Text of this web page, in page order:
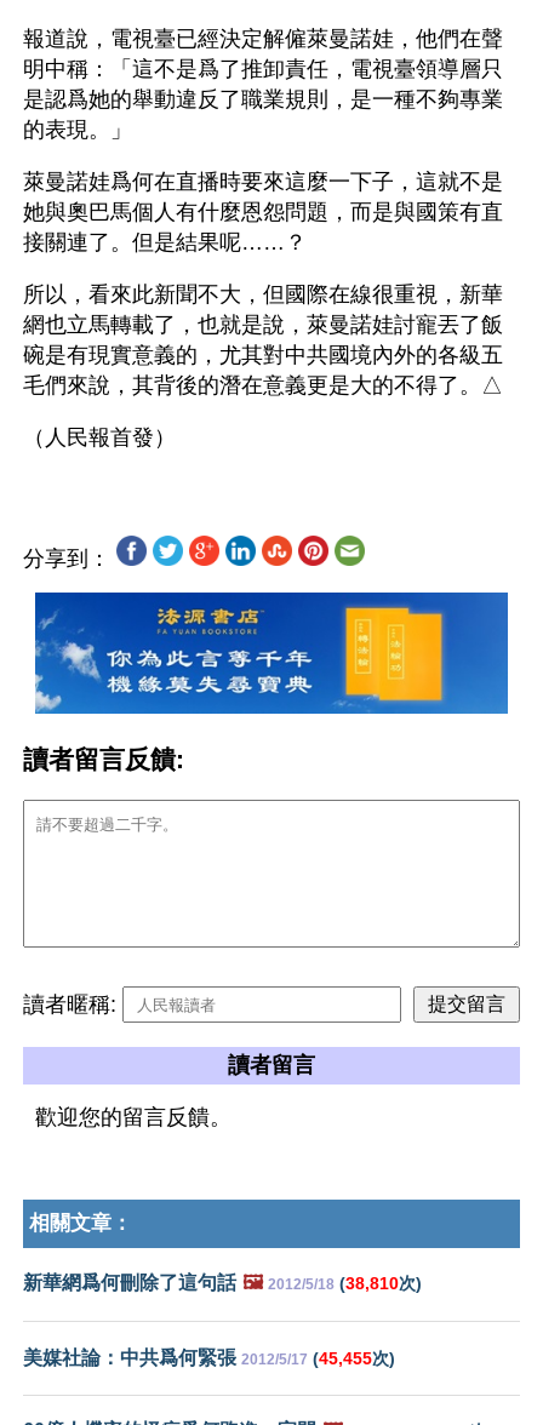
報道說，電視臺已經決定解僱萊曼諾娃，他們在聲
明中稱：「這不是爲了推卸責任，電視臺領導層只
是認爲她的舉動違反了職業規則，是一種不夠專業
的表現。」
萊曼諾娃爲何在直播時要來這麼一下子，這就不是
她與奧巴馬個人有什麼恩怨問題，而是與國策有直
接關連了。但是結果呢……？
所以，看來此新聞不大，但國際在線很重視，新華
網也立馬轉載了，也就是說，萊曼諾娃討寵丟了飯
碗是有現實意義的，尤其對中共國境內外的各級五
毛們來說，其背後的潛在意義更是大的不得了。△
分享到：
讀者留言反饋:
讀者暱稱:
讀者留言
歡迎您的留言反饋。
相關文章：
新華網爲何刪除了這句話 🖼️ 2012/5/18 (38,810次)
美媒社論：中共爲何緊張 2012/5/17 (45,455次)